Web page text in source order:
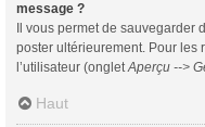
message ?
Il vous permet de
poster ultérieurement. Pour les
l’utilisateur (ongletAperçu -->
Haut